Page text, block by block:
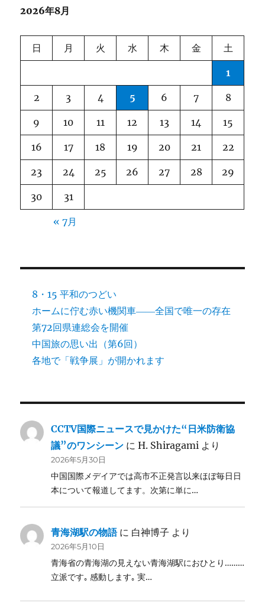
ー
シ
ョ
ン
2026年8月
日 月 火 水 木 金 土
1
2 3 4 5 6 7 8
9 10 11 12 13 14 15
16 17 18 19 20 21 22
23 24 25 26 27 28 29
30 31
« 7月
8・15 平和のつどい
ホームに佇む赤い機関車――全国で唯一の存在
第72回県連総会を開催
中国旅の思い出（第6回）
各地で「戦争展」が開かれます
CCTV国際ニュースで見かけた“日米防衛協
議”のワンシーン にH. Shiragami より
2026年5月30日
中国国際メデイアでは高市不正発言以来ほぼ毎日日
本について報道してます。次第に単に…
青海湖駅の物語に 白神博子 より
2026年5月10日
青海省の青海湖の見えない青海湖駅におひとり………
立派です｡ 感動します｡ 実…